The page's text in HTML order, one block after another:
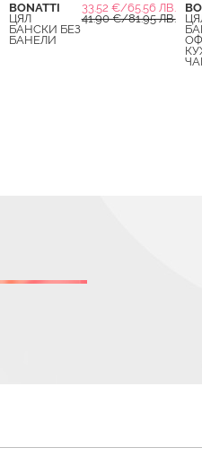
BONATTI
33.52 €/65.56 ЛВ.
ЦЯЛ
БАНСКИ БЕЗ
БАНЕЛИ
41.90 €/81.95 ЛВ.